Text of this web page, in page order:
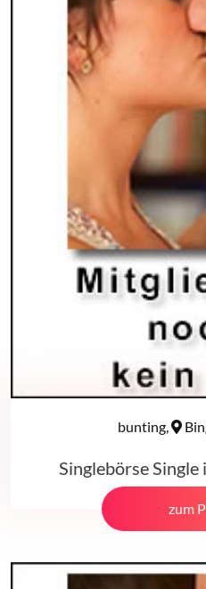
bunting,
Singlebörse Single
zum